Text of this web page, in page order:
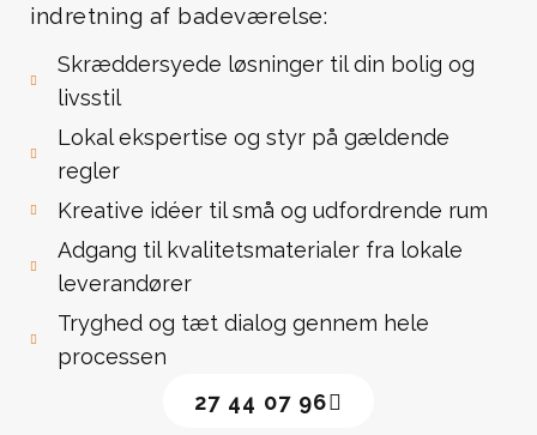
indretning af badeværelse:
Skræddersyede løsninger til din bolig og
livsstil
Lokal ekspertise og styr på gældende
regler
Kreative idéer til små og udfordrende rum
Adgang til kvalitetsmaterialer fra lokale
leverandører
Tryghed og tæt dialog gennem hele
processen
27 44 07 96